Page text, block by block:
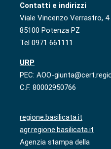
Contatti e indirizzi
Viale Vincenzo Verrastro, 4
85100 Potenza PZ
Tel 0971 661111
URP
PEC: AOO-
C.F. 80002950766
regione.basilicata.it
agr.regione.basilicata.it
Agenzia stampa della